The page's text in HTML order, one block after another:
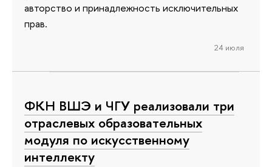
авторство и принадлежность исключительных
прав.
24 июля
ФКН ВШЭ и ЧГУ реализовали три
отраслевых образовательных
модуля по искусственному
интеллекту